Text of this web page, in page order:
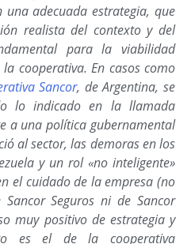
una adecuada estrategia, que
realista del contexto y del
para la viabilidad
cooperativa. En casos como
Sancor, de Argentina, se
lo indicado en la llamada
a una política gubernamental
al sector, las demoras en los
y un rol «no inteligente»
el cuidado de la empresa (no
Seguros ni de Sancor
muy positivo de estrategia y
es el de la cooperativa